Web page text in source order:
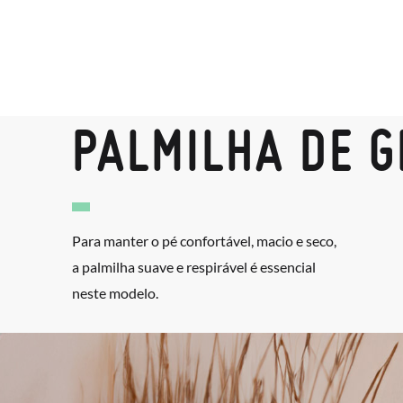
PALMILHA DE
Para manter o pé confortável, macio e seco,
a palmilha suave e respirável é essencial
neste modelo.